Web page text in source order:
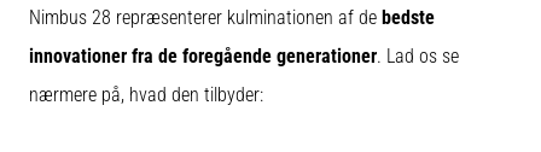
Nimbus 28 repræsenterer kulminationen af de bedste
innovationer fra de foregående generationer. Lad os se
nærmere på, hvad den tilbyder: